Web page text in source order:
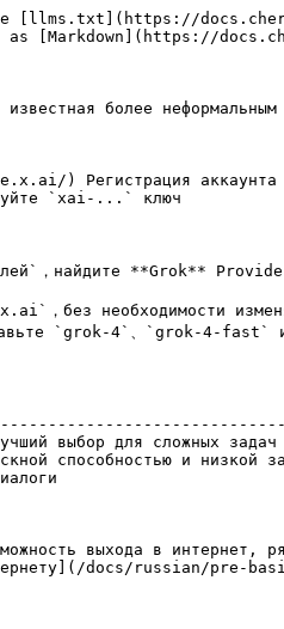
[llms.txt](https://
[Markdown](https://
более
) Регистрация аккаунта
`xai-...` ключ
，найдите **Grok**
，без необходимости
`grok-4`、`grok-4-fast`
выбор для сложных
способностью и низкой
диалоги
выхода в интернет,
docs/russian/pre-